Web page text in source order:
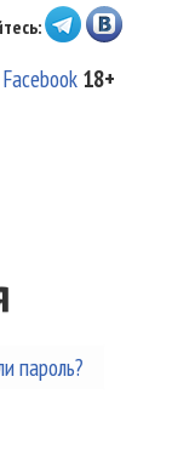
Facebook 18+
пароль?